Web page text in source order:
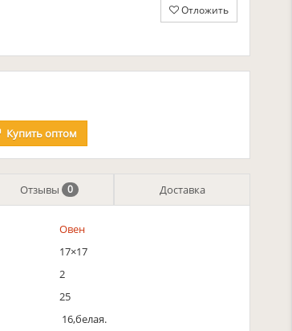
Отложить
Купитьоптом
Отзывы 0 Доставка
Овен
17×17
2
25
16,белая.